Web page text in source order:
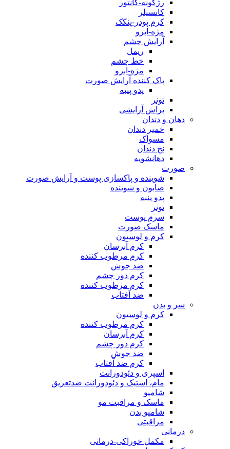
رژگونه-کانتور
کانسیلر
کرم پودر-پنکک
مژه-ابرو
آرایش چشم
ریمل
خط چشم
مژه-ابرو
پاک کننده آرایش صورت
پدو پنبه
تونر
براش آرایشی
دهان و دندان
خمیر دندان
مسواک
نخ دندان
دهانشویه
صورت
شوینده و پاکسازی پوست و آرایش صورت
صابون و شوینده
پدو پنبه
تونر
سرم پوست
ماسک صورت
کرم و لوسیون
کرم آبرسان
کرم مرطوب کننده
ضد جوش
کرم دور چشم
کرم مرطوب کننده
ضد آفتاب
سر و بدن
کرم و لوسیون
کرم مرطوب کننده
کرم آبرسان
کرم دور چشم
ضد جوش
کرم ضد آفتاب
اسپری و دئودورانت
مام، استیک و دئودورانت ضدتعریق
شامپو
ماسک و مراقبت مو
شامپو بدن
مراقبتی
درمانی
مکمل خوراکی-درمانی